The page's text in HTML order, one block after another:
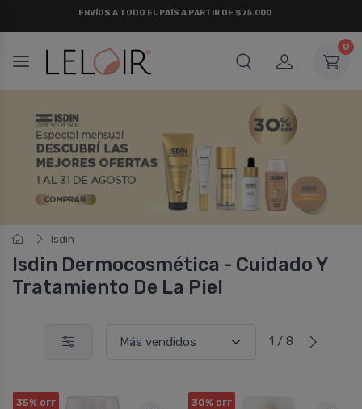
0
Isdin
Isdin Dermocosmética - Cuidado Y
Tratamiento De La Piel
1 / 8
35% OFF 30% OFF